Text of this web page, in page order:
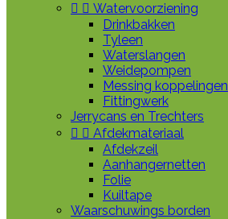
  Watervoorziening
Drinkbakken
Tyleen
Waterslangen
Weidepompen
Messing koppelingen
Fittingwerk
Jerrycans en Trechters
  Afdekmateriaal
Afdekzeil
Aanhangernetten
Folie
Kuiltape
Waarschuwings borden